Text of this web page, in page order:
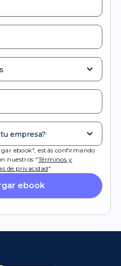
ebook", estás confirmando
nuestros "Términos y
de privacidad ".
ebook